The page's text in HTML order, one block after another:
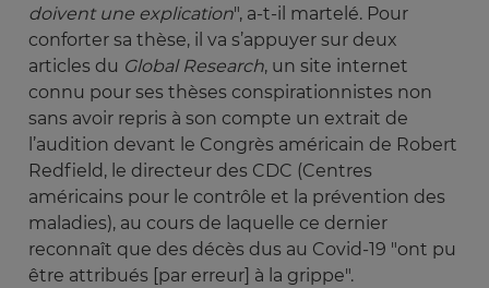
doivent une explication", a-t-il martelé. Pour
conforter sa thèse, il va s’appuyer sur deux
articles du Global Research, un site internet
connu pour ses thèses conspirationnistes non
sans avoir repris à son compte un extrait de
l’audition devant le Congrès américain de Robert
Redfield, le directeur des CDC (Centres
américains pour le contrôle et la prévention des
maladies), au cours de laquelle ce dernier
reconnaît que des décès dus au Covid-19 "ont pu
être attribués [par erreur] à la grippe".